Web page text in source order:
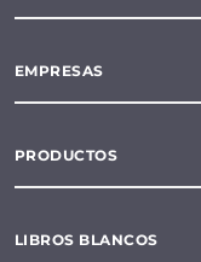
EMPRESAS
PRODUCTOS
LIBROS BLANCOS